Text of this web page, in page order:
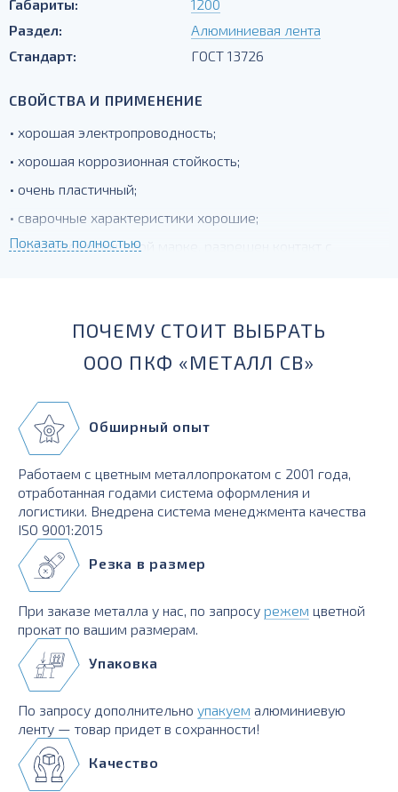
Габариты:
1200
Раздел:
Алюминиевая лента
Стандарт:
ГОСТ 13726
СВОЙСТВА И ПРИМЕНЕНИЕ
• хорошая электропроводность;
• хорошая коррозионная стойкость;
• очень пластичный;
• сварочные характеристики хорошие;
• относится к пищевой марке, разрешен контакт с
Показать полностью
ПОЧЕМУ СТОИТ ВЫБРАТЬ
ООО ПКФ «МЕТАЛЛ СВ»
Обширный опыт
Работаем с цветным металлопрокатом с 2001 года,
отработанная годами система оформления и
логистики. Внедрена система менеджмента качества
ISO 9001:2015
Резка в размер
При заказе металла у нас, по запросу режем цветной
прокат по вашим размерам.
Упаковка
По запросу дополнительно упакуем алюминиевую
ленту — товар придет в сохранности!
Качество